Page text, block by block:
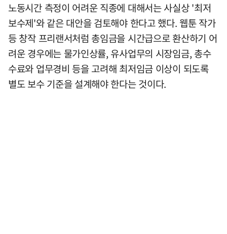
노동시간 측정이 어려운 직종에 대해서는 사실상 '최저
보수제'와 같은 대안을 검토해야 한다고 했다. 웹툰 작가
등 창작 프리랜서처럼 총임금을 시간급으로 환산하기 어
려운 경우에는 물가인상률, 유사업무의 시장임금, 총수
수료와 업무경비 등을 고려해 최저임금 이상이 되도록
별도 보수 기준을 설계해야 한다는 것이다.